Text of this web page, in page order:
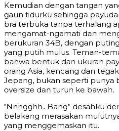
Kemudian dengan tangan
gaun tidurku sehingga
bra terbuka tanpa terhalang
mengamat-ngamati dan
berukuran 34B, dengan
yang putih mulus. Teman-
bahwa bentuk dan ukuran
orang Asia, kencang dan
Jepang, bukan seperti punya
oversize dan turun ke bawah.
“Nnngghh.. Bang” desahku
belakang merasakan
yang menggemaskan itu.